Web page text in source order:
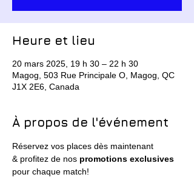
Heure et lieu
20 mars 2025, 19 h 30 – 22 h 30
Magog, 503 Rue Principale O, Magog, QC
J1X 2E6, Canada
À propos de l'événement
Réservez vos places dès maintenant
& profitez de nos promotions exclusives
pour chaque match!